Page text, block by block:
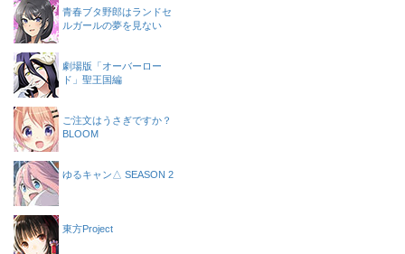
青春ブタ野郎はランドセ
ルガールの夢を見ない
劇場版「オーバーロー
ド」聖王国編
ご注文はうさぎですか？
BLOOM
ゆるキャン△ SEASON 2
東方Project